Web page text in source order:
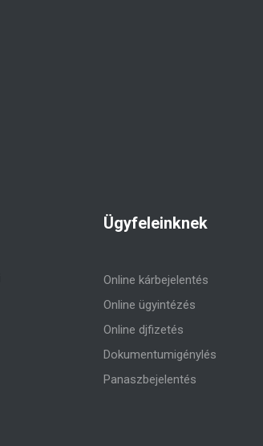
Ügyfeleinknek
Online kárbejelentés
Online ügyintézés
Online djfizetés
Dokumentumigénylés
Panaszbejelentés